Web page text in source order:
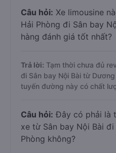
Câu hỏi: Xe limousine
Hải Phòng đi Sân bay
hàng đánh giá tốt nhất?
Trả lời: Tạm thời chưa đủ
đi Sân bay Nội Bài từ
tuyến đường này có chất
Câu hỏi: Đây có phải là
xe từ Sân bay Nội Bài
Phòng không?